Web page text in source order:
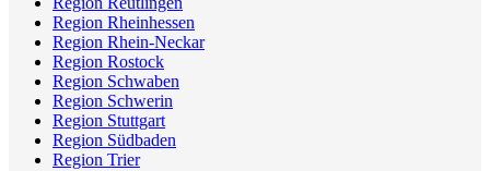
Region Rheinhessen
Region Rhein-Neckar
Region Rostock
Region Schwaben
Region Schwerin
Region Stuttgart
Region Südbaden
Region Trier